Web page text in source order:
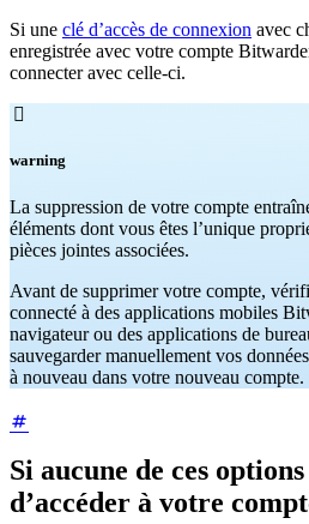
Si une clé d’accès de connexion avec
enregistrée avec votre compte
connecter avec celle-ci.

warning
La suppression de votre compte
éléments dont vous êtes l’unique
pièces jointes associées.
Avant de supprimer votre compte,
connecté à des applications mobiles
navigateur ou des applications de
sauvegarder manuellement vos
à nouveau dans votre nouveau compte.
Si aucune de ces
d’accéder à votre